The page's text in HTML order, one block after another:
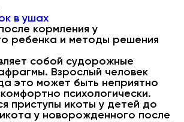
в ушах
кормления у
ребенка и методы решения
собой судорожные
Взрослый человек
это может быть неприятно
психологически.
приступы икоты у детей до
у новорожденного после